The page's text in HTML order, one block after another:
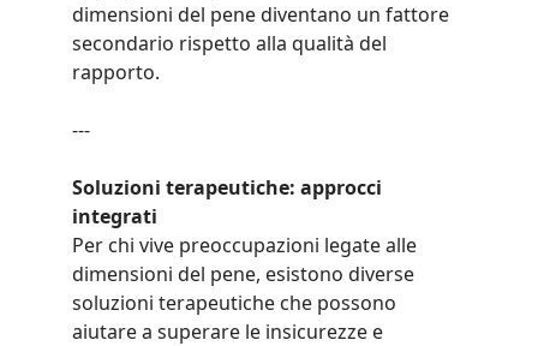
dimensioni del pene diventano un fattore
secondario rispetto alla qualità del
rapporto.
---
Soluzioni terapeutiche: approcci
integrati
Per chi vive preoccupazioni legate alle
dimensioni del pene, esistono diverse
soluzioni terapeutiche che possono
aiutare a superare le insicurezze e